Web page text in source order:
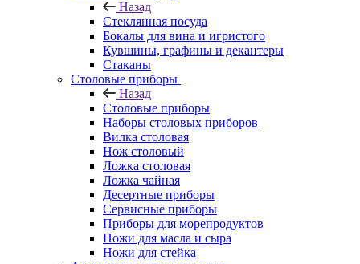
Назад
Стеклянная посуда
Бокалы для вина и игристого
Кувшины, графины и декантеры
Стаканы
Столовые приборы
Назад
Столовые приборы
Наборы столовых приборов
Вилка столовая
Нож столовый
Ложка столовая
Ложка чайная
Десертные приборы
Сервисные приборы
Приборы для морепродуктов
Ножи для масла и сыра
Ножи для стейка